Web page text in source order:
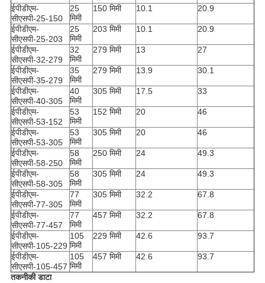
ईपीडीएम-
सीएसपी-25-150
25
मिमी
150 मिमी 10.1 20.9
ईपीडीएम-
सीएसपी-25-203
25
मिमी
203 मिमी 10.1 20.9
ईपीडीएम-
सीएसपी-32-279
32
मिमी
279 मिमी 13 27
ईपीडीएम-
सीएसपी-35-279
35
मिमी
279 मिमी 13.9 30.1
ईपीडीएम-
सीएसपी-40-305
40
मिमी
305 मिमी 17.5 33
ईपीडीएम-
सीएसपी-53-152
53
मिमी
152 मिमी 20 46
ईपीडीएम-
सीएसपी-53-305
53
मिमी
305 मिमी 20 46
ईपीडीएम-
सीएसपी-58-250
58
मिमी
250 मिमी 24 49.3
ईपीडीएम-
सीएसपी-58-305
58
मिमी
305 मिमी 24 49.3
ईपीडीएम-
सीएसपी-77-305
77
मिमी
305 मिमी 32.2 67.8
ईपीडीएम-
सीएसपी-77-457
77
मिमी
457 मिमी 32.2 67.8
ईपीडीएम-
सीएसपी-105-229
105
मिमी
229 मिमी 42.6 93.7
ईपीडीएम-
सीएसपी-105-457
105
मिमी
457 मिमी 42.6 93.7
तकनीकी डाटा